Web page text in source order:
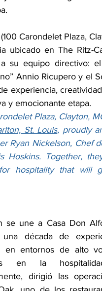
Carondelet Plaza,
ubicado en The Ritz-
su equipo directivo:
Annio Ricupero y el
experiencia,
y emocionante etapa.
Plaza, Clayton,
St. Louis, proudly
Ryan Nickelson, Chef
Hoskins. Together,
hospitality that will
se une a Casa Don
década de
en entornos de alto
en la
dirigió las